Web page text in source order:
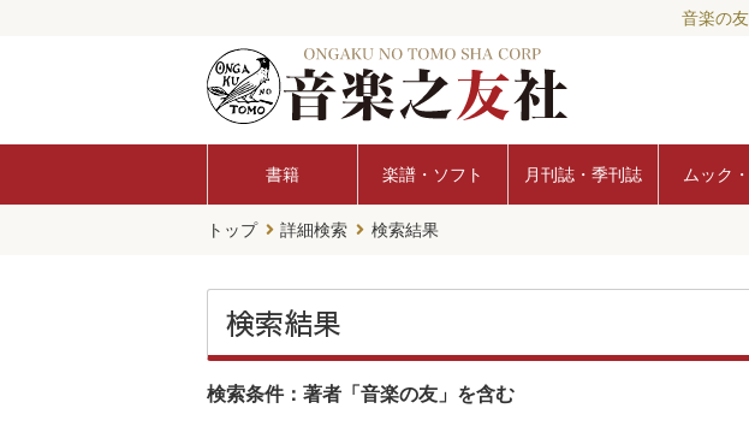
音楽の
書籍 楽譜・ソフト 月刊誌・季刊誌 ムック
トップ 詳細検索 検索結果
検索結果
検索条件：著者「音楽の友」を含む